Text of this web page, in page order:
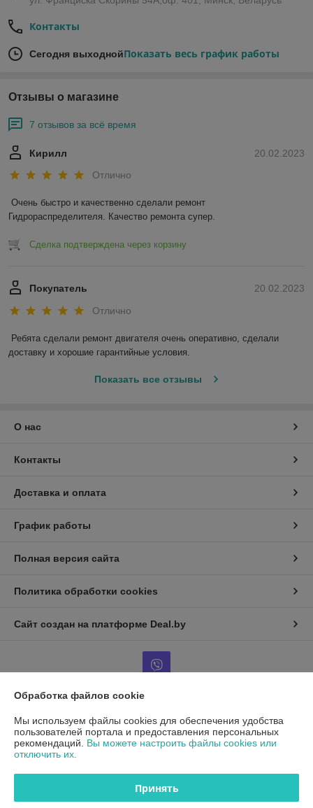
Контакты
Сегодня выходнойПоказать весь график работы
Отзывы о магазине
7 отзывов за всё время
20.02.2023
Кирилл
Отлично
Очень быстро и качественно сделали ремонт
Гидрораспределителя. Качество ремонта супер.
Сделка подтверждена через корзину
20.02.2023
Покупатель
Отлично
Ребята сделали ремонт двигателя очень оперативно, сделали
доставку и хорошие гарантийные условия.
Показать все отзывы
О нас
Контакты
Доставка и оплата
График работы
Полная версия сайта
Политика обработки cookies
Сайт создан на платформе Deal.by
Информация для покупателя
Юридическое лицо: ООО"ДетальРемСервис"
220141 г. Минск, ул. Франциска Скорины 54А, офис 401
Обработка файлов cookie
Мы используем файлы cookies для обеспечения удобства
пользователей портала и предоставления персональных
рекомендаций. Вы можете настроить файлы cookies или
отключить их.
Принять